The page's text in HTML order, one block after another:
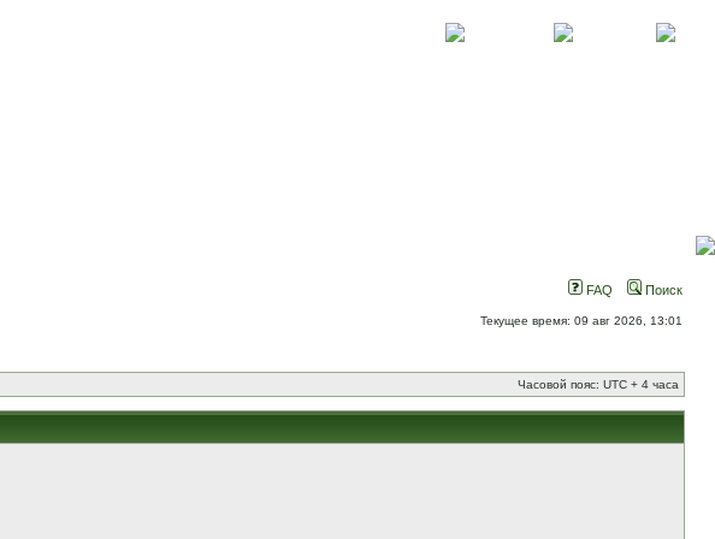
FAQ Поиск
Текущее время: 09 авг 2026, 13:01
Часовой пояс: UTC + 4 часа